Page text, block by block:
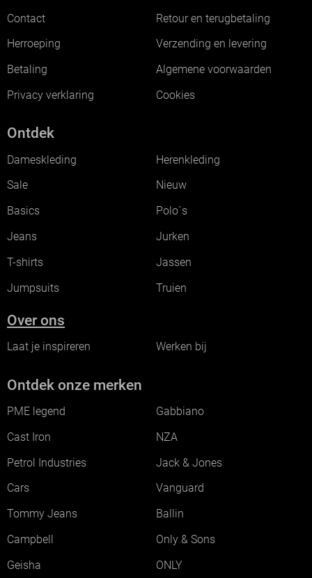
Contact
Retour en terugbetaling
Herroeping
Verzending en levering
Betaling
Algemene voorwaarden
Privacy verklaring
Cookies
Ontdek
Dameskleding
Herenkleding
Sale
Nieuw
Basics
Polo`s
Jeans
Jurken
T-shirts
Jassen
Jumpsuits
Truien
Over ons
Laat je inspireren Werken bij
Ontdek onze merken
PME legend
Gabbiano
Cast Iron
NZA
Petrol Industries
Jack & Jones
Cars
Vanguard
Tommy Jeans
Ballin
Campbell
Only & Sons
Geisha
ONLY